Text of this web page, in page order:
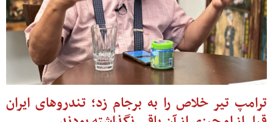
ترامپ تیر خلاص را به برجام زد؛ تندروهای ایران